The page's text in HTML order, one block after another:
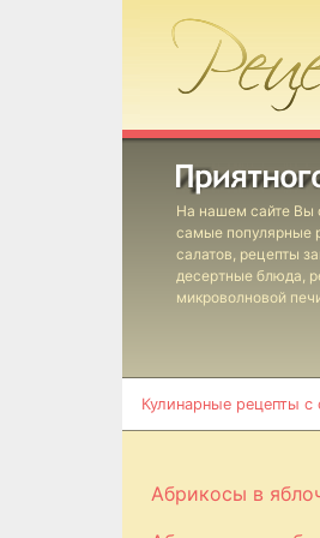
На нашем сайте Вы
самые популярные
салатов, рецепты
десертные блюда,
микроволновой
Кулинарные рецепты с
Абрикосы в